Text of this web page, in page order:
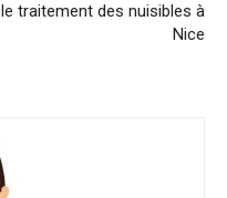
le traitement des nuisibles à
Nice